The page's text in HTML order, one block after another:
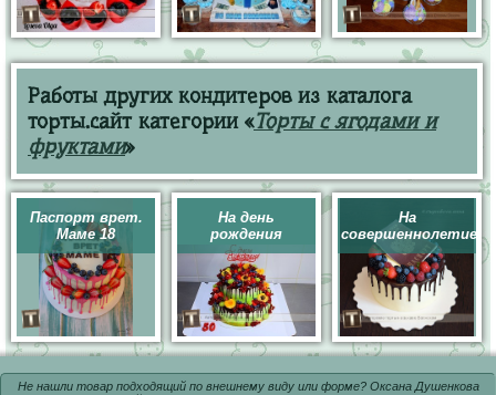
Работы других кондитеров из каталога
торты.сайт категории «Торты с ягодами и
фруктами»
Паспорт врет.
Маме 18
На день
рождения
На
совершеннолетие
Не нашли товар подходящий по внешнему виду или форме? Оксана Душенкова